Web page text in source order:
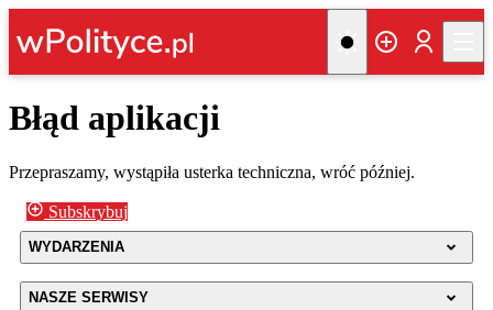
Błąd aplikacji
Przepraszamy, wystąpiła usterka techniczna, wróć później.
Subskrybuj
WYDARZENIA
NASZE SERWISY